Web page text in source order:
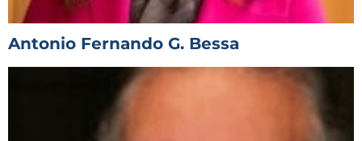
Antonio Fernando G. Bessa